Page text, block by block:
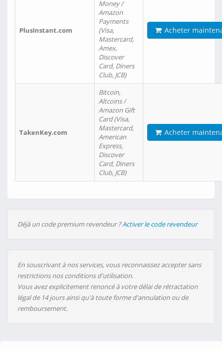
PlusInstant.com
Money /
Amazon
Payments
(Visa,
Mastercard,
Amex,
Discover
Card, Diners
Club, JCB)
Acheter
TakenKey.com
Bitcoin,
Altcoins /
Amazon Gift
Card (Visa,
Mastercard,
American
Express,
Discover
Card, Diners
Club, JCB)
Acheter
Déjà un code premium revendeur ?Activer le code revendeur
En souscrivant à nos services, vous reconnaissez accepter sans
restrictions nos conditions d'utilisation.
Vous avez explicitement renoncé à votre délai de rétractation
légal de 14 jours ainsi qu'à toute forme d'annulation ou de
remboursement.